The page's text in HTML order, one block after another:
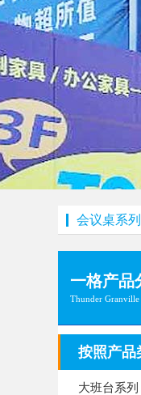
会议桌系列
一格产品
Thunder Granville
按照产品
大班台系列